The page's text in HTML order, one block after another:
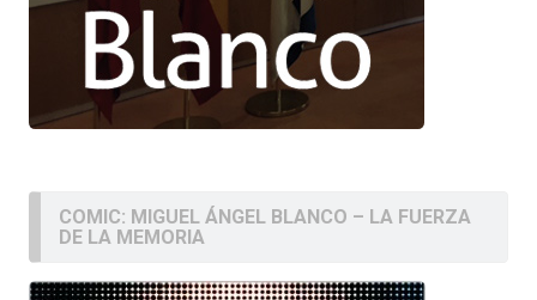
COMIC: MIGUEL ÁNGEL BLANCO – LA FUERZA
DE LA MEMORIA